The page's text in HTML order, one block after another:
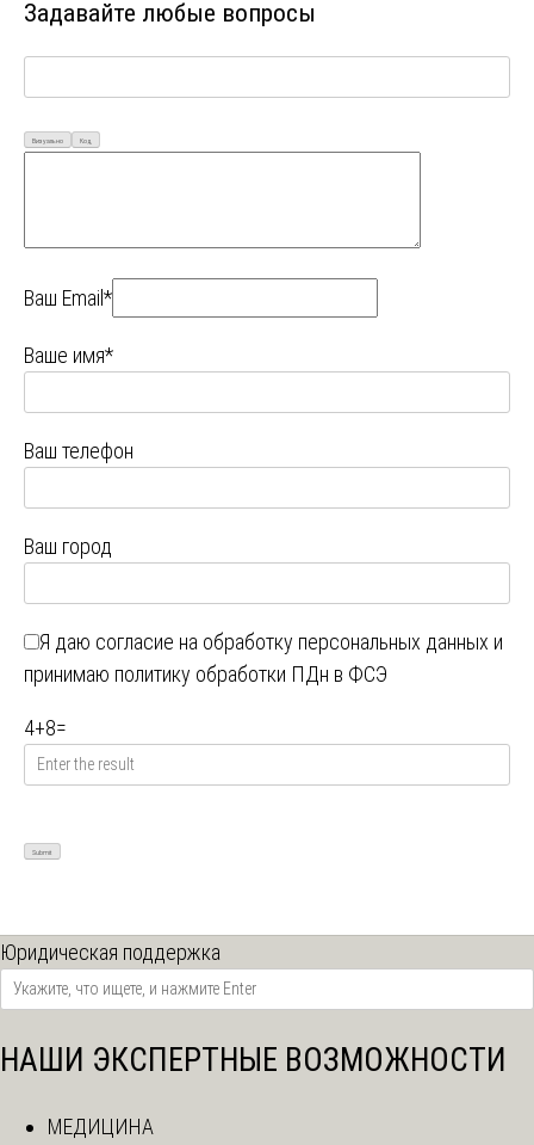
Задавайте любые вопросы
Визуально Код
Ваш Email*
Ваше имя*
Ваш телефон
Ваш город
Я даю согласие на обработку персональных данных и
принимаю политику обработки ПДн в ФСЭ
4+8=
Юридическая поддержка
НАШИ ЭКСПЕРТНЫЕ ВОЗМОЖНОСТИ
МЕДИЦИНА